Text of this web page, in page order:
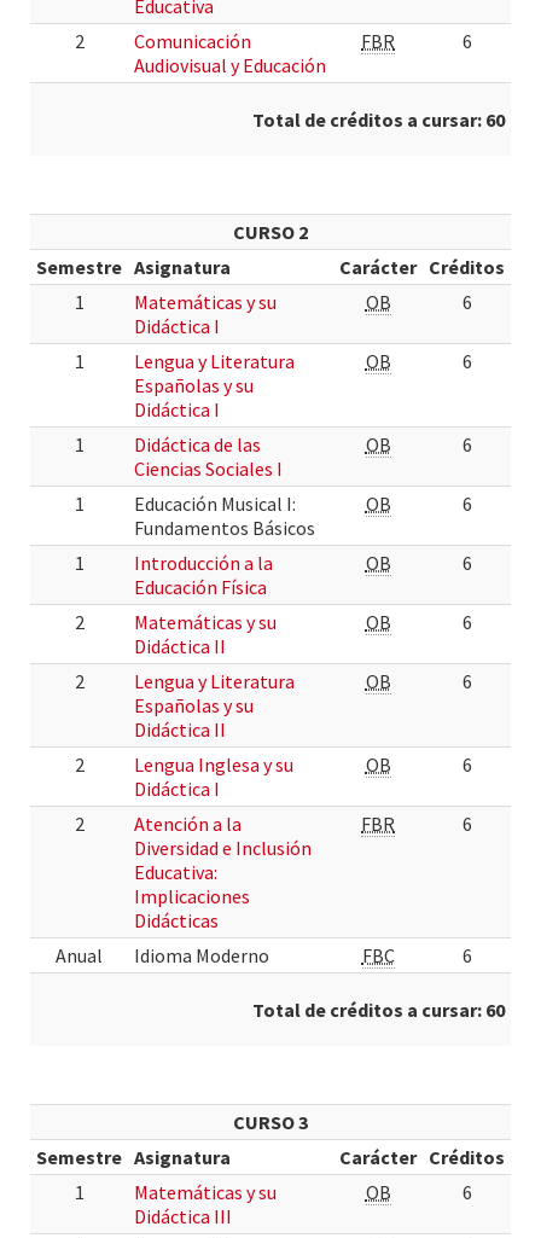
Educativa
2
Comunicación
Audiovisual y Educación
FBR 6
Total de créditos a cursar: 60
CURSO 2
Semestre Asignatura Carácter Créditos
1
Matemáticas y su
Didáctica I
OB 6
1
Lengua y Literatura
Españolas y su
Didáctica I
OB 6
1
Didáctica de las
Ciencias Sociales I
OB 6
1
Educación Musical I:
Fundamentos Básicos
OB 6
1
Introducción a la
Educación Física
OB 6
2
Matemáticas y su
Didáctica II
OB 6
2
Lengua y Literatura
Españolas y su
Didáctica II
OB 6
2
Lengua Inglesa y su
Didáctica I
OB 6
2
Atención a la
Diversidad e Inclusión
Educativa:
Implicaciones
Didácticas
FBR 6
Anual Idioma Moderno FBC 6
Total de créditos a cursar: 60
CURSO 3
Semestre Asignatura Carácter Créditos
1
Matemáticas y su
Didáctica III
OB 6